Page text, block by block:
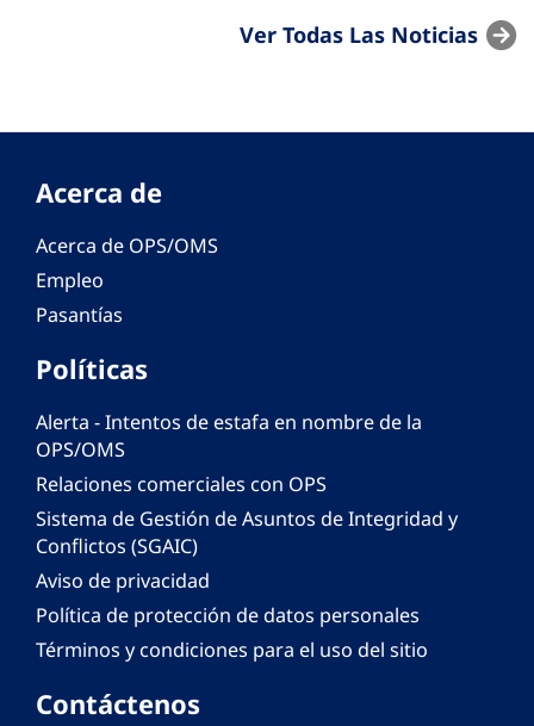
Ver Todas Las Noticias
Acerca de
Acerca de OPS/OMS
Empleo
Pasantías
Políticas
Alerta - Intentos de estafa en nombre de la
OPS/OMS
Relaciones comerciales con OPS
Sistema de Gestión de Asuntos de Integridad y
Conflictos (SGAIC)
Aviso de privacidad
Política de protección de datos personales
Términos y condiciones para el uso del sitio
Contáctenos